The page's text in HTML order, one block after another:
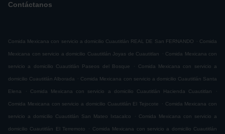
Contáctanos
Comida Mexicana con servicio a domicilio Cuautitlán REAL DE San FERNANDO . Comida
Mexicana con servicio a domicilio Cuautitlán Joyas de Cuautitlan . Comida Mexicana con
servicio a domicilio Cuautitlán Paseos del Bosque . Comida Mexicana con servicio a
domicilio Cuautitlán Alborada . Comida Mexicana con servicio a domicilio Cuautitlán Santa
Elena . Comida Mexicana con servicio a domicilio Cuautitlán Hacienda Cuautitlan .
Comida Mexicana con servicio a domicilio Cuautitlán El Tejocote . Comida Mexicana con
servicio a domicilio Cuautitlán San Mateo Ixtacalco . Comida Mexicana con servicio a
domicilio Cuautitlán El Terremoto . Comida Mexicana con servicio a domicilio Cuautitlán